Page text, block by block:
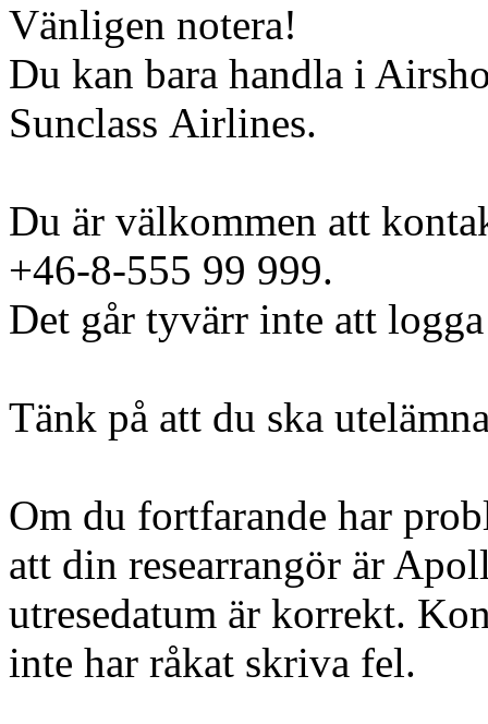
Vänligen notera!
Du kan bara handla i
Sunclass Airlines.
Du är välkommen att
+46-8-555 99 999.
Det går tyvärr inte att
Tänk på att du ska
Om du fortfarande har
att din researrangör är
utresedatum är korrekt.
inte har råkat skriva fel.